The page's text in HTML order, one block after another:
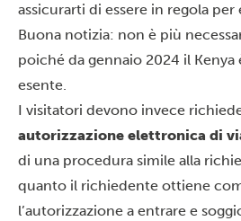
assicurarti di essere in regola per
Buona notizia: non è più
poiché da gennaio 2024 il
esente.
I visitatori devono invece
autorizzazione elettronica di
di una procedura simile alla
quanto il richiedente ottiene
l’autorizzazione a entrare e